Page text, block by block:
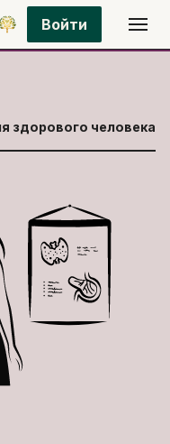
Войти
здорового человека